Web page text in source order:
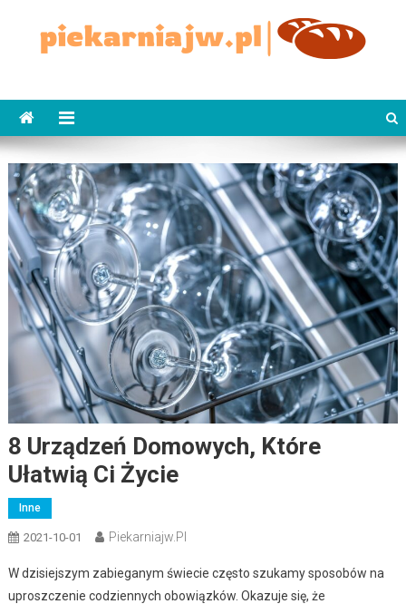
content
8 Urządzeń Domowych, Które
Ułatwią Ci Życie
Inne
2021-10-01 Piekarniajw.pl
W dzisiejszym zabieganym świecie często szukamy sposobów na
uproszczenie codziennych obowiązków. Okazuje się, że